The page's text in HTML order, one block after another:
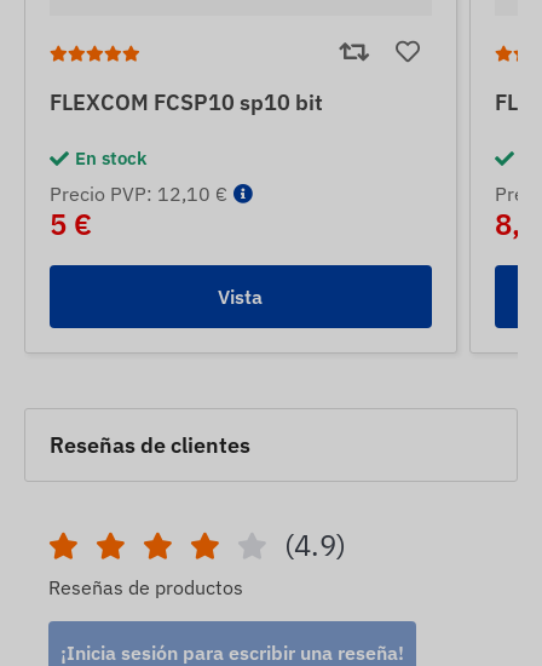
FLEXCOM FCSP10 sp10 bit
En stock
Precio PVP: 12,10 €
5 €
Vista
Reseñas de clientes
(4.9)
Reseñas de productos
¡Inicia sesión para escribir una reseña!